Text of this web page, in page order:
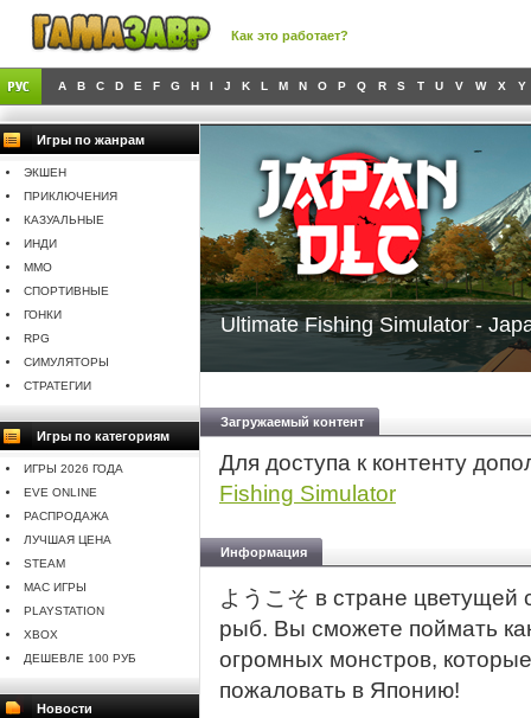
Как это работает?
A B C D E F G H I J K L M N O P Q R S T U V W X Y
Игры по жанрам
ЭКШЕН
ПРИКЛЮЧЕНИЯ
КАЗУАЛЬНЫЕ
ИНДИ
MMO
СПОРТИВНЫЕ
ГОНКИ
RPG
СИМУЛЯТОРЫ
СТРАТЕГИИ
Игры по категориям
ИГРЫ 2026 ГОДА
EVE ONLINE
РАСПРОДАЖА
ЛУЧШАЯ ЦЕНА
STEAM
MAC ИГРЫ
PLAYSTATION
XBOX
ДЕШЕВЛЕ 100 РУБ
Новости
Ultimate Fishing Simulator -
Загружаемый контент
Для доступа к контенту
Fishing Simulator
Информация
ようこそ в стране цветущей
рыб. Вы сможете поймать
огромных монстров,
пожаловать в Японию!